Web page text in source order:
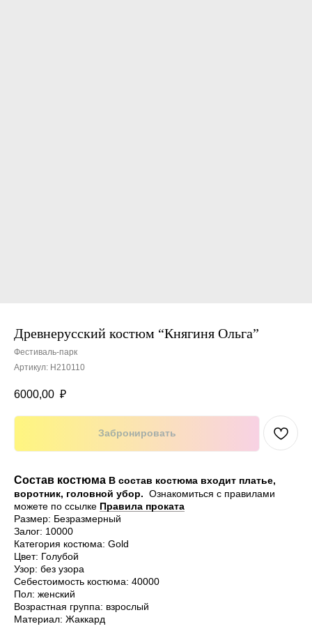
Древнерусский костюм “Княгиня Ольга”
Фестиваль-парк
Артикул: H210110
6000,00 ₽
Забронировать
Состав костюма В состав костюма входит платье,
воротник, головной убор. Ознакомиться с правилами
можете по ссылке Правила проката
Размер: Безразмерный
Залог: 10000
Категория костюма: Gold
Цвет: Голубой
Узор: без узора
Себестоимость костюма: 40000
Пол: женский
Возрастная группа: взрослый
Материал: Жаккард